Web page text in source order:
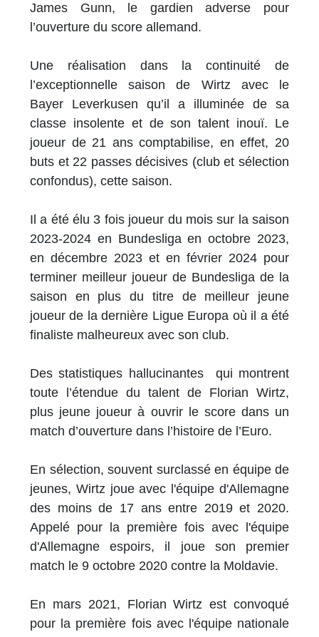
James Gunn, le gardien adverse pour
l’ouverture du score allemand.
Une réalisation dans la continuité de
l’exceptionnelle saison de Wirtz avec le
Bayer Leverkusen qu’il a illuminée de sa
classe insolente et de son talent inouï. Le
joueur de 21 ans comptabilise, en effet, 20
buts et 22 passes décisives (club et sélection
confondus), cette saison.
Il a été élu 3 fois joueur du mois sur la saison
2023-2024 en Bundesliga en octobre 2023,
en décembre 2023 et en février 2024 pour
terminer meilleur joueur de Bundesliga de la
saison en plus du titre de meilleur jeune
joueur de la dernière Ligue Europa où il a été
finaliste malheureux avec son club.
Des statistiques hallucinantes qui montrent
toute l’étendue du talent de Florian Wirtz,
plus jeune joueur à ouvrir le score dans un
match d’ouverture dans l’histoire de l’Euro.
En sélection, souvent surclassé en équipe de
jeunes, Wirtz joue avec l'équipe d'Allemagne
des moins de 17 ans entre 2019 et 2020.
Appelé pour la première fois avec l'équipe
d'Allemagne espoirs, il joue son premier
match le 9 octobre 2020 contre la Moldavie.
En mars 2021, Florian Wirtz est convoqué
pour la première fois avec l'équipe nationale